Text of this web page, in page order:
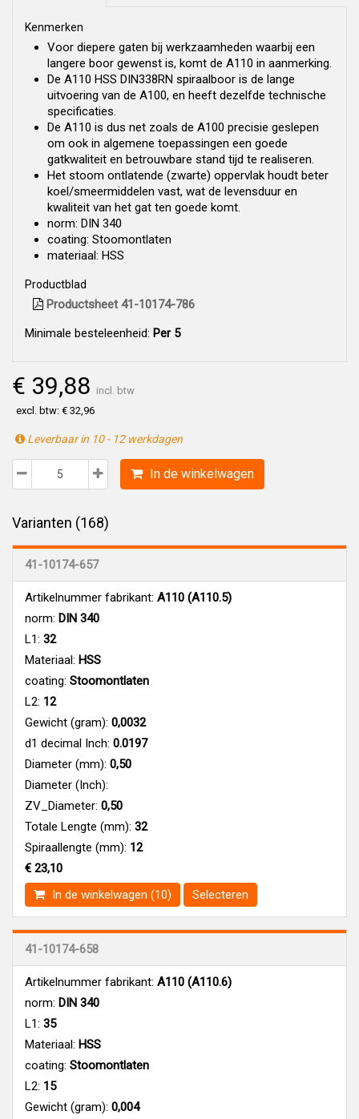
Kenmerken
Voor diepere gaten bij werkzaamheden waarbij een
langere boor gewenst is, komt de A110 in aanmerking.
De A110 HSS DIN338RN spiraalboor is de lange
uitvoering van de A100, en heeft dezelfde technische
specificaties.
De A110 is dus net zoals de A100 precisie geslepen
om ook in algemene toepassingen een goede
gatkwaliteit en betrouwbare stand tijd te realiseren.
Het stoom ontlatende (zwarte) oppervlak houdt beter
koel/smeermiddelen vast, wat de levensduur en
kwaliteit van het gat ten goede komt.
norm: DIN 340
coating: Stoomontlaten
materiaal: HSS
Productblad
Productsheet 41-10174-786
Minimale besteleenheid: Per 5
€ 39,88 incl. btw
excl. btw: € 32,96
Leverbaar in 10 - 12 werkdagen
In de winkelwagen
Varianten (168)
41-10174-657
Artikelnummer fabrikant: A110 (A110.5)
norm: DIN 340
L1: 32
Materiaal: HSS
coating: Stoomontlaten
L2: 12
Gewicht (gram): 0,0032
d1 decimal Inch: 0.0197
Diameter (mm): 0,50
Diameter (Inch):
ZV_Diameter: 0,50
Totale Lengte (mm): 32
Spiraallengte (mm): 12
€ 23,10
In de winkelwagen (10)
Selecteren
41-10174-658
Artikelnummer fabrikant: A110 (A110.6)
norm: DIN 340
L1: 35
Materiaal: HSS
coating: Stoomontlaten
L2: 15
Gewicht (gram): 0,004